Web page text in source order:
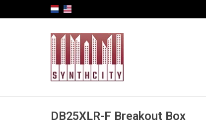
DB25XLR-F Breakout Box